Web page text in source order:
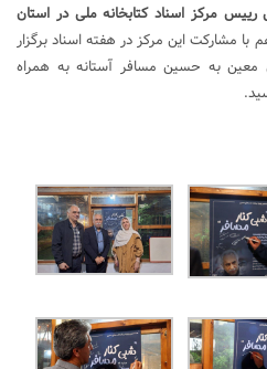
رییس مرکز اسناد کتابخانه ملی در استان
مشارکت این مرکز در هفته اسناد برگزار
به حسین مسافر آستانه به همراه